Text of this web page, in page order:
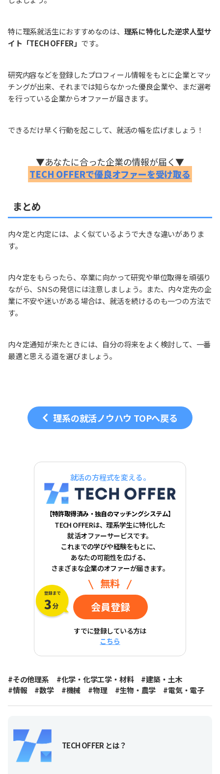
特に理系就活生におすすめなのは、 理系に特化した逆求人型サ
イト「TECH OFFER」 です。
研究内容などを登録したプロフィール情報をもとに企業とマッ
チングが出来、それまでは知らなかった優良企業や、まだ選考
を行っている企業からオファーが届きます。
できるだけ早く行動を起こして、就活の幅を広げましょう！
▼あなたに合った企業の情報が届く▼
TECH OFFERで優良オファーを受け取る
まとめ
内々定と内定には、よく似ているようで大きな違いがありま
す。
内々定をもらったら、卒業に向かって研究や単位取得を頑張り
ながら、SNSの発信には注意しましょう。また、内々定先の企
業に不安や迷いがある場合は、就活を続けるのも一つの方法で
す。
内々定通知が来たときには、自分の将来をよく検討して、一番
最適と思える道を選びましょう。
理系の就活ノウハウ TOPへ戻る
就活の方程式を変える。
【特許取得済み・独自のマッチングシステム】
TECH OFFERは、理系学生に特化した
就活オファーサービスです。
これまでの学びや経験をもとに、
あなたの可能性を広げる、
さまざまな企業のオファーが届きます。
無料
会員登録
すでに登録している方は
こちら
#その他理系 #化学・化学工学・材料
#建築・土木
#情報
#数学 #機械 #物理 #生物・農学 #電気・電子
TECH OFFER とは？